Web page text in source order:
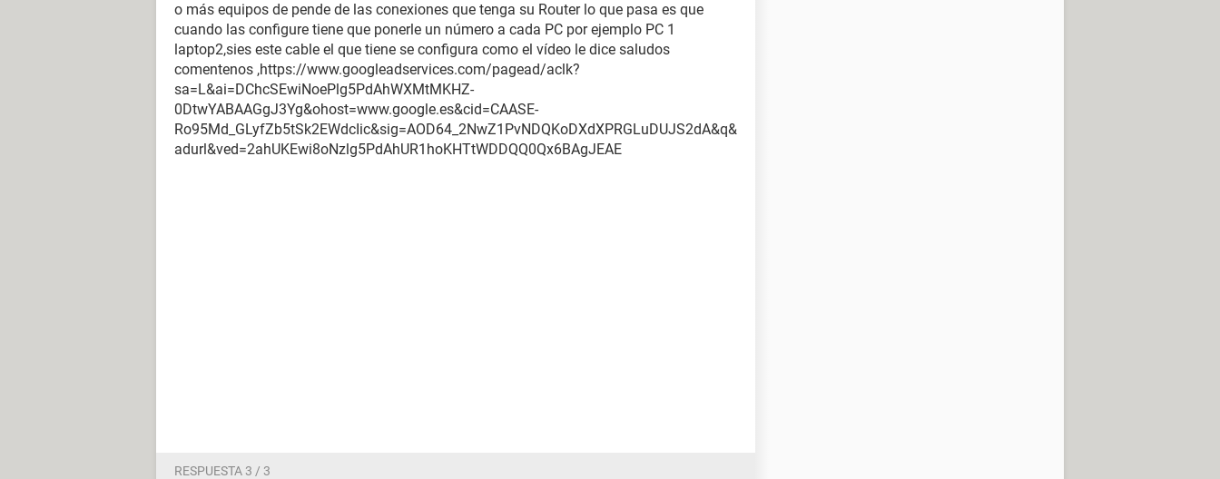
o más equipos de pende de las conexiones que tenga su Router lo que pasa es que
cuando las configure tiene que ponerle un número a cada PC por ejemplo PC 1
laptop2,sies este cable el que tiene se configura como el vídeo le dice saludos
comentenos ,https://www.googleadservices.com/pagead/aclk?
sa=L&ai=DChcSEwiNoePlg5PdAhWXMtMKHZ-
0DtwYABAAGgJ3Yg&ohost=www.google.es&cid=CAASE-
Ro95Md_GLyfZb5tSk2EWdcIic&sig=AOD64_2NwZ1PvNDQKoDXdXPRGLuDUJS2dA&q&
adurl&ved=2ahUKEwi8oNzlg5PdAhUR1hoKHTtWDDQQ0Qx6BAgJEAE
RESPUESTA 3 / 3